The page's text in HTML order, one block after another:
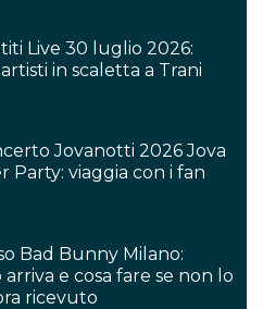
Live 30 luglio 2026:
in scaletta a Trani
Jovanotti 2026 Jova
Party: viaggia con i fan
Bad Bunny Milano:
e cosa fare se non lo
ricevuto